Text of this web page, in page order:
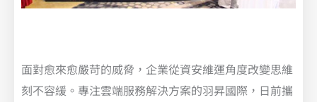
面對愈來愈嚴苛的威脅，企業從資安維運角度改變思維
刻不容緩。專注雲端服務解決方案的羽昇國際，日前攜